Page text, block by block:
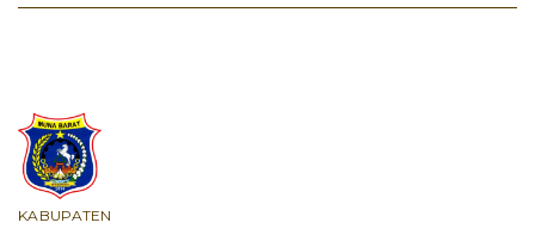
KABUPATEN